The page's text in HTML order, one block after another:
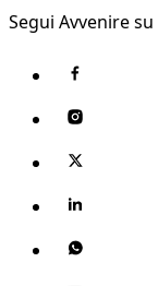
Segui Avvenire su